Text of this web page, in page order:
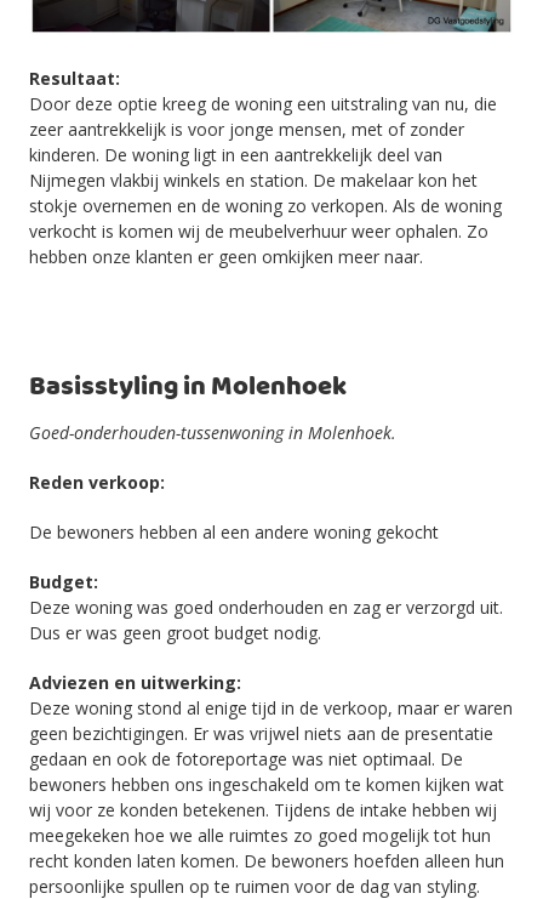
Resultaat:
Door deze optie kreeg de woning een uitstraling van nu, die
zeer aantrekkelijk is voor jonge mensen, met of zonder
kinderen. De woning ligt in een aantrekkelijk deel van
Nijmegen vlakbij winkels en station. De makelaar kon het
stokje overnemen en de woning zo verkopen. Als de woning
verkocht is komen wij de meubelverhuur weer ophalen. Zo
hebben onze klanten er geen omkijken meer naar.
Basisstyling in Molenhoek
Goed-onderhouden-tussenwoning in Molenhoek.
Reden verkoop:
De bewoners hebben al een andere woning gekocht
Budget:
Deze woning was goed onderhouden en zag er verzorgd uit.
Dus er was geen groot budget nodig.
Adviezen en uitwerking:
Deze woning stond al enige tijd in de verkoop, maar er waren
geen bezichtigingen. Er was vrijwel niets aan de presentatie
gedaan en ook de fotoreportage was niet optimaal. De
bewoners hebben ons ingeschakeld om te komen kijken wat
wij voor ze konden betekenen. Tijdens de intake hebben wij
meegekeken hoe we alle ruimtes zo goed mogelijk tot hun
recht konden laten komen. De bewoners hoefden alleen hun
persoonlijke spullen op te ruimen voor de dag van styling.